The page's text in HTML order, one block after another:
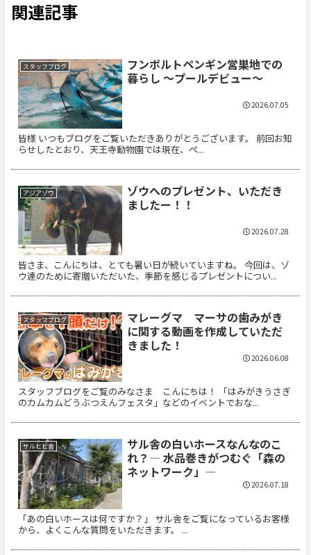
関連記事
スタッフブログ
フンボルトペンギン営巣地での
暮らし ～プールデビュー～
皆様 いつもブログをご覧いただきありがとうございます。 前回お知
らせしたとおり、天王寺動物園では現在、ペ...
2026.07.05
アジアゾウ
ゾウへのプレゼント、いただき
ましたー！！
皆さま、こんにちは、とても暑い日が続いていますね。 今回は、ゾ
ウ達のために寄贈いただいた、季節を感じるプレゼントについ...
2026.07.28
スタッフブログ
マレーグマ マーサの歯みがき
に関する動画を作成していただ
きました！
スタッフブログをご覧のみなさま こんにちは！ 「はみがきうさぎ
のカムカムどうぶつえんフェスタ」などのイベントでおな...
2026.06.08
サルヒヒ舎
サル舎の白いホースなんなのこ
れ？― 水品巻きがつむぐ「森の
ネットワーク」―
「あの白いホースは何ですか？」 サル舎をご覧になっているお客様
から、よくこんな質問をいただきます。 ...
2026.07.18